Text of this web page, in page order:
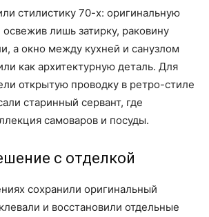
стилистику 70-х: оригинальную
освежив лишь затирку, раковину
а окно между кухней и санузлом
как архитектурную деталь. Для
открытую проводку в ретро-стиле
старинный сервант, где
самоваров и посуды.
с отделкой
сохранили оригинальный
и восстановили отдельные